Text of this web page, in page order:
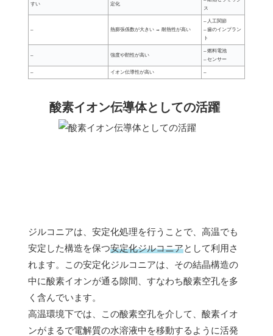
すい
定化
ス
– 熱膨張係数が大きい → 耐熱性が高い
– 人工関節
– 歯のインプラン
ト
– 強度や靭性が高い
– 燃料電池
– センサー
– イオン伝導性が高い –
酸素イオン伝導体としての活躍
ジルコニアは、安定化処理を行うことで、高温でも
安定した構造を保つ安定化ジルコニアとして利用さ
れます。この安定化ジルコニアは、その結晶構造の
中に酸素イオンが通る隙間、すなわち酸素空孔を多
く含んでいます。
高温環境下では、この酸素空孔を介して、酸素イオ
ンがまるで電解質の水溶液中を移動するように活発